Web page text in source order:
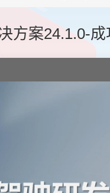
方案24.1.0-